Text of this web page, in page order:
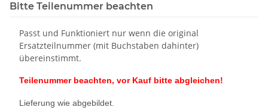
Bitte Teilenummer beachten
Passt und Funktioniert nur wenn die original
Ersatzteilnummer (mit Buchstaben dahinter)
übereinstimmt.
Teilenummer beachten, vor Kauf bitte abgleichen!
Lieferung wie abgebildet.